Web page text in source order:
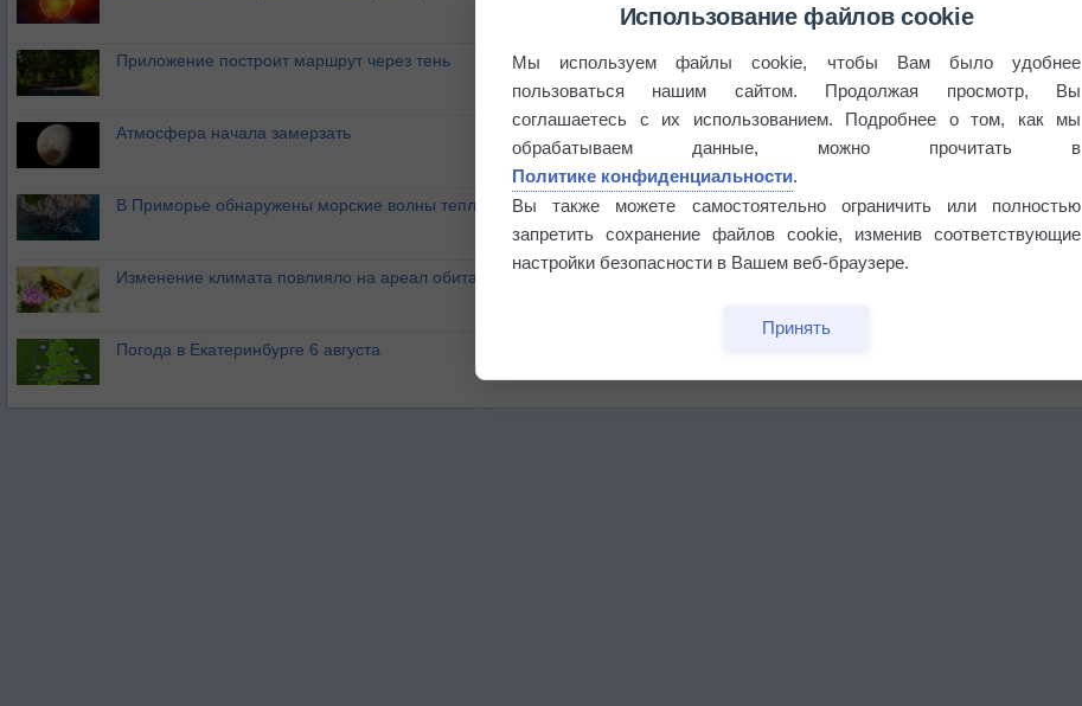
Приложение построит маршрут через тень
Атмосфера начала замерзать
В Приморье обнаружены морские волны тепла
Изменение климата повлияло на ареал обитания бабочек
Погода в Екатеринбурге 6 августа
Использование файлов cookie
Мы используем файлы cookie, чтобы Вам было удобнее
пользоваться нашим сайтом. Продолжая просмотр, Вы
соглашаетесь с их использованием. Подробнее о том, как мы
обрабатываем данные, можно прочитать в
Политике конфиденциальности.
Вы также можете самостоятельно ограничить или полностью
запретить сохранение файлов cookie, изменив соответствующие
настройки безопасности в Вашем веб-браузере.
Принять